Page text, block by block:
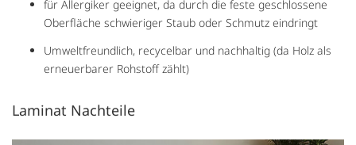
für Allergiker geeignet, da durch die feste geschlossene
Oberfläche schwieriger Staub oder Schmutz eindringt
Umweltfreundlich, recycelbar und nachhaltig (da Holz als
erneuerbarer Rohstoff zählt)
Laminat Nachteile